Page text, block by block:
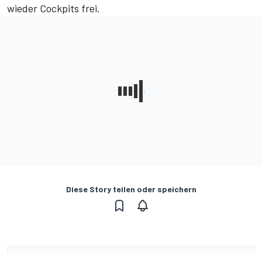
wieder Cockpits frei.
Diese Story teilen oder speichern